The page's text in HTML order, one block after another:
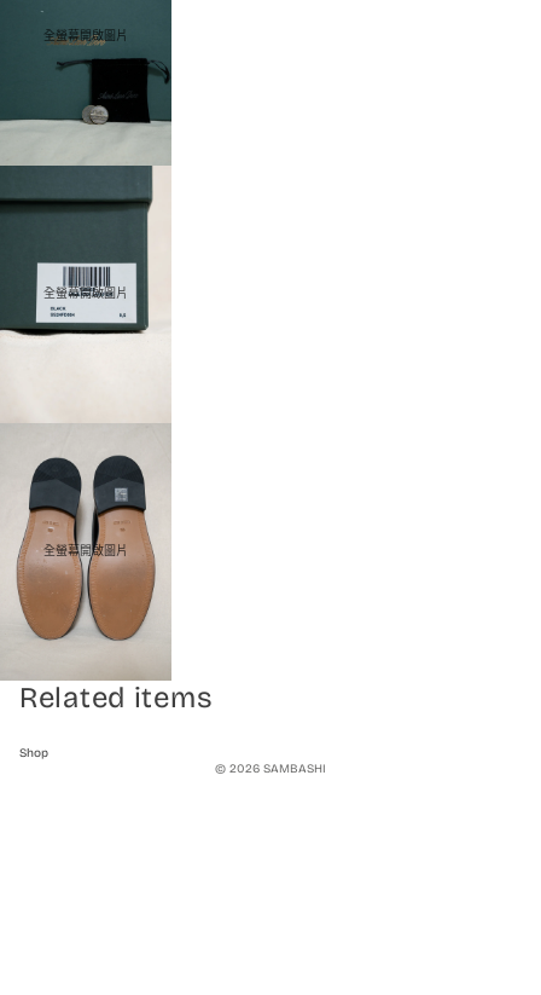
全螢幕開啟圖片
全螢幕開啟圖片
全螢幕開啟圖片
Related items
Shop
© 2026 SAMBASHI